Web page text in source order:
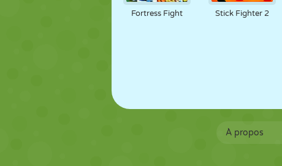
Fortress Fight Stick Fighter 2
À propos